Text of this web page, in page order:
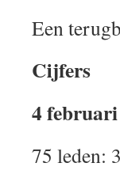
Een
Cijfers
4
75 leden: